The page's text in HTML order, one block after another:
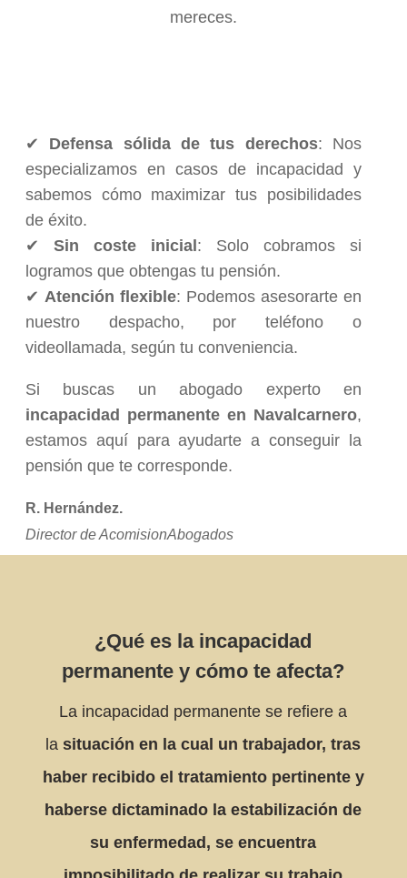
mereces.
✔ Defensa sólida de tus derechos: Nos
especializamos en casos de incapacidad y
sabemos cómo maximizar tus posibilidades
de éxito.
✔ Sin coste inicial: Solo cobramos si
logramos que obtengas tu pensión.
✔ Atención flexible: Podemos asesorarte en
nuestro despacho, por teléfono o
videollamada, según tu conveniencia.
Si buscas un abogado experto en
incapacidad permanente en Navalcarnero,
estamos aquí para ayudarte a conseguir la
pensión que te corresponde.
R. Hernández.
Director de AcomisionAbogados
¿Qué es la incapacidad
permanente y cómo te afecta?
La incapacidad permanente se refiere a
la situación en la cual un trabajador, tras
haber recibido el tratamiento pertinente y
haberse dictaminado la estabilización de
su enfermedad, se encuentra